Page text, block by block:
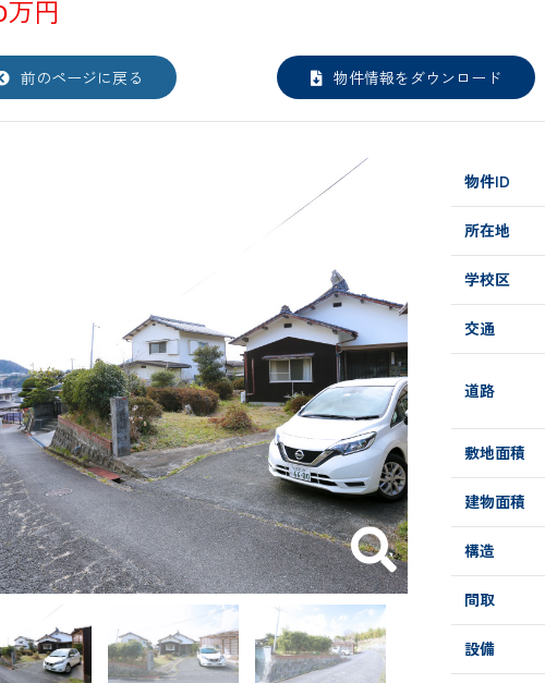
円
物件情報をダウンロード
前のページに戻る
物件ID
所在地
学校区
交通
道路
敷地面積
建物面積
構造
間取
設備